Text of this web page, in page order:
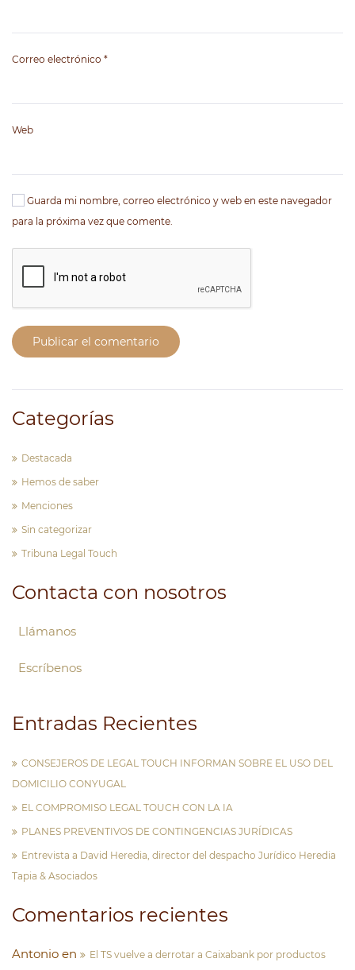
Correo electrónico *
Web
Guarda mi nombre, correo electrónico y web en este navegador
para la próxima vez que comente.
Publicar el comentario
Categorías
Destacada
Hemos de saber
Menciones
Sin categorizar
Tribuna Legal Touch
Contacta con nosotros
Llámanos
Escríbenos
Entradas Recientes
CONSEJEROS DE LEGAL TOUCH INFORMAN SOBRE EL USO DEL
DOMICILIO CONYUGAL
EL COMPROMISO LEGAL TOUCH CON LA IA
PLANES PREVENTIVOS DE CONTINGENCIAS JURÍDICAS
Entrevista a David Heredia, director del despacho Jurídico Heredia
Tapia & Asociados
Comentarios recientes
Antonio en
El TS vuelve a derrotar a Caixabank por productos